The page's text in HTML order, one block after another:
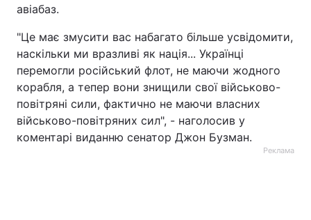
авіабаз.
"Це має змусити вас набагато більше усвідомити,
наскільки ми вразливі як нація... Українці
перемогли російський флот, не маючи жодного
корабля, а тепер вони знищили свої військово-
повітряні сили, фактично не маючи власних
військово-повітряних сил", - наголосив у
коментарі виданню сенатор Джон Бузман.
Реклама